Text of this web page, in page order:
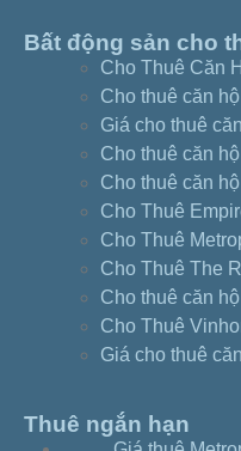
Bất động sản cho
Cho Thuê Căn
Cho thuê căn
Giá cho thuê
Cho thuê căn
Cho thuê căn
Cho Thuê
Cho Thuê
Cho Thuê The
Cho thuê căn hộ
Cho Thuê
Giá cho thuê
Thuê ngắn hạn